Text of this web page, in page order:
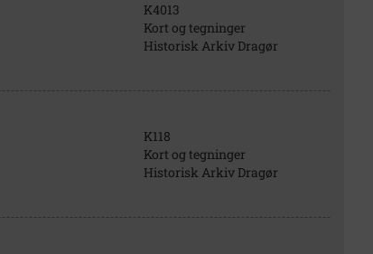
K4013
Kort og tegninger
Historisk Arkiv Dragør
K118
Kort og tegninger
Historisk Arkiv Dragør